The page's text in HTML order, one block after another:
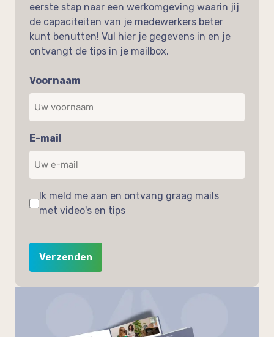
eerste stap naar een werkomgeving waarin jij
de capaciteiten van je medewerkers beter
kunt benutten! Vul hier je gegevens in en je
ontvangt de tips in je mailbox.
Voornaam
E-mail
Ik meld me aan en ontvang graag mails
met video's en tips